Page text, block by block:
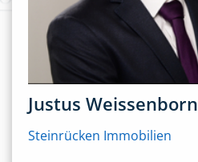
Justus Weissenborn
Steinrücken Immobilien